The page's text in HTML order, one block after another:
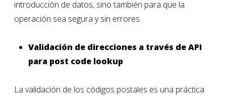
introducción de datos, sino también para que la
operación sea segura y sin errores.
Validación de direcciones a través de API
para post code lookup
La validación de los códigos postales es una práctica